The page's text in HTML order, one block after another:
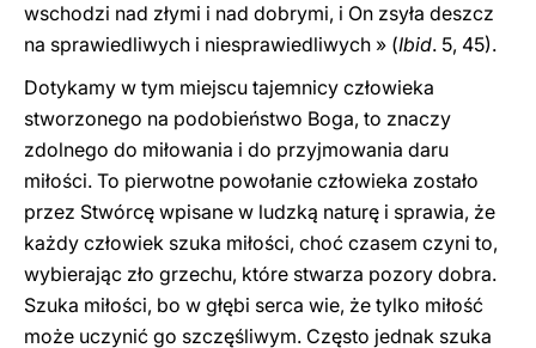
wschodzi nad złymi i nad dobrymi, i On zsyła deszcz
na sprawiedliwych i niesprawiedliwych » (Ibid. 5, 45).
Dotykamy w tym miejscu tajemnicy człowieka
stworzonego na podobieństwo Boga, to znaczy
zdolnego do miłowania i do przyjmowania daru
miłości. To pierwotne powołanie człowieka zostało
przez Stwórcę wpisane w ludzką naturę i sprawia, że
każdy człowiek szuka miłości, choć czasem czyni to,
wybierając zło grzechu, które stwarza pozory dobra.
Szuka miłości, bo w głębi serca wie, że tylko miłość
może uczynić go szczęśliwym. Często jednak szuka